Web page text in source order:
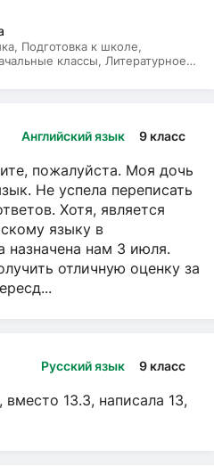
Подготовка к школе,
классы, Литературное
Английский язык 9 класс
пожалуйста. Моя дочь
Не успела переписать
Хотя, является
языку в
назначена нам 3 июля.
отличную оценку за
Русский язык 9 класс
13.3, написала 13,